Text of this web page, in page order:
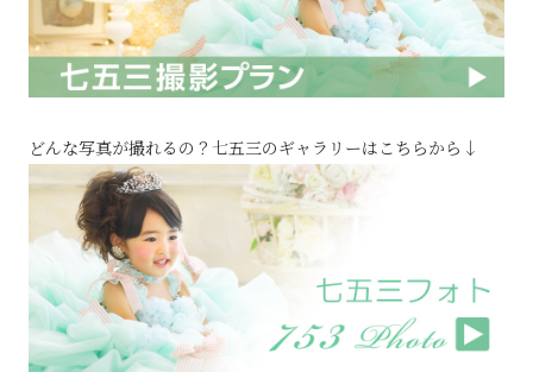
どんな写真が撮れるの？七五三のギャラリーはこちらから↓